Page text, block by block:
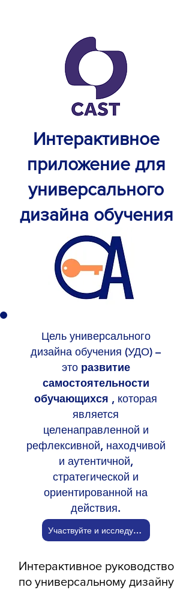
Интерактивное
приложение для
универсального
дизайна обучения
Цель универсального
дизайна обучения (УДО) –
это развитие
самостоятельности
обучающихся , которая
является
целенаправленной и
рефлексивной, находчивой
и аутентичной,
стратегической и
ориентированной на
действия.
Участвуйте и исследуйте!
Интерактивное руководство
по универсальному дизайну